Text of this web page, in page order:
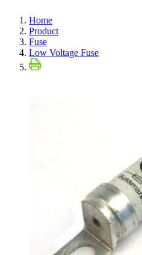
Home
Product
Fuse
Low Voltage Fuse